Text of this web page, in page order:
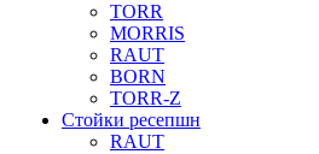
TORR
MORRIS
RAUT
BORN
TORR-Z
Стойки ресепшн
RAUT